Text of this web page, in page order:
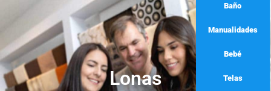
Baño
Manualidades
Bebé
Telas
Lonas